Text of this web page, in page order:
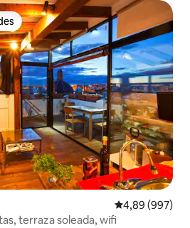
Calificación
4,89 (997)
terraza soleada, wifi